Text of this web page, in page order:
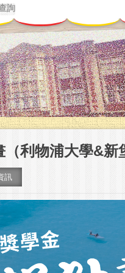
詢
利物浦大學&新
訊